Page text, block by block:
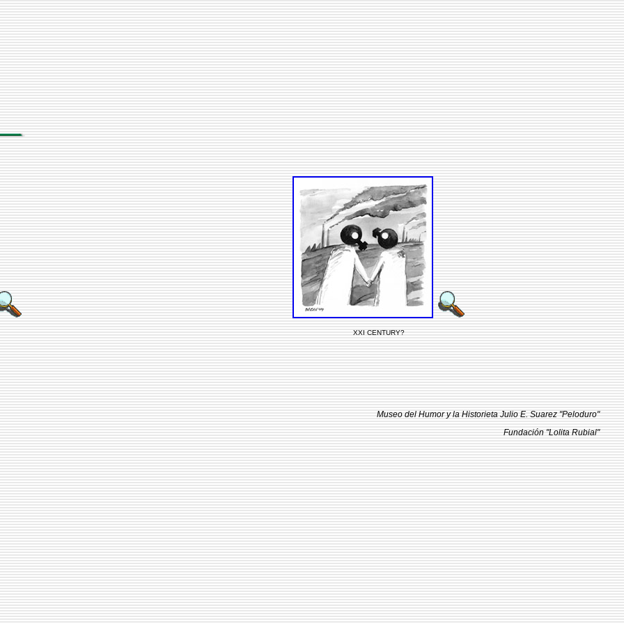
XXI CENTURY?
Museo del Humor y la Historieta Julio E. Suarez "Peloduro"
Fundación "Lolita Rubial"